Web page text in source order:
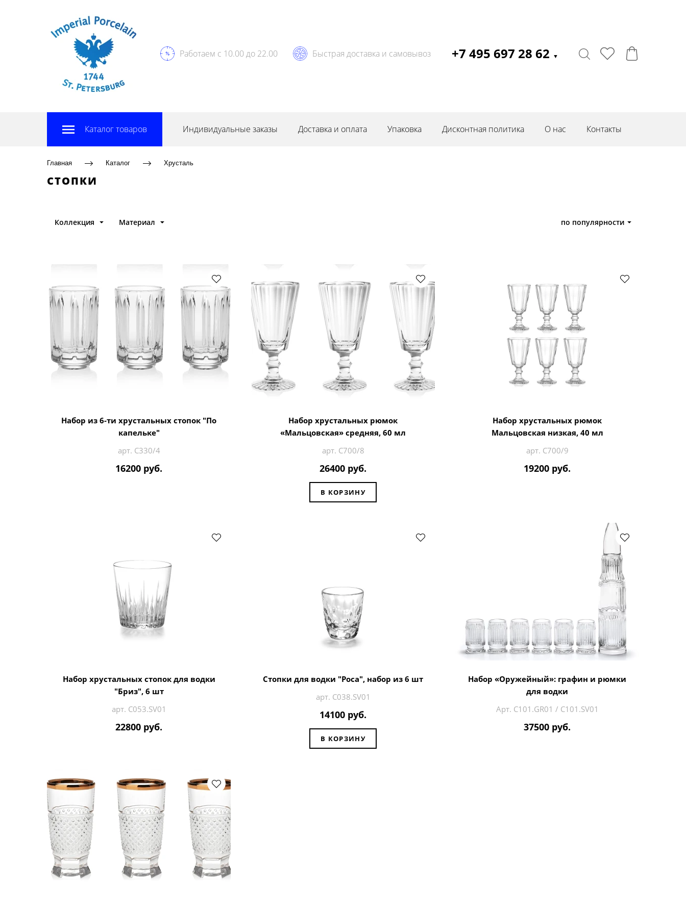
Работаем с 10.00 до 22.00 Быстрая доставка и самовывоз +7 495 697 28 62 ▼
Каталог товаров Индивидуальные заказы Доставка и оплата Упаковка Дисконтная политика О нас Контакты
Главная Каталог Хрусталь
СТОПКИ
Коллекция Материал по популярности
Набор из 6-ти хрустальных стопок "По
капельке"
арт. С330/4
16200 руб.
Набор хрустальных рюмок
«Мальцовская» средняя, 60 мл
арт. С700/8
26400 руб.
В КОРЗИНУ
Набор хрустальных рюмок
Мальцовская низкая, 40 мл
арт. С700/9
19200 руб.
Набор хрустальных стопок для водки
"Бриз", 6 шт
арт. C053.SV01
22800 руб.
Стопки для водки "Роса", набор из 6 шт
арт. C038.SV01
14100 руб.
В КОРЗИНУ
Набор «Оружейный»: графин и рюмки
для водки
Арт. C101.GR01 / C101.SV01
37500 руб.